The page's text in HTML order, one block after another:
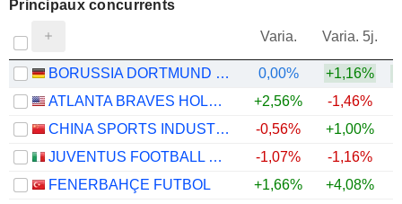
Principaux concurrents
Varia. Varia. 5j.
BORUSSIA DORTMUND GMBH
0,00% +1,16%
ATLANTA BRAVES HOLDINGS, INC.
+2,56% -1,46%
CHINA SPORTS INDUSTRY GROUP CO., LTD.
-0,56% +1,00%
JUVENTUS FOOTBALL CLUB S.P.A.
-1,07% -1,16%
FENERBAHÇE FUTBOL
+1,66% +4,08%